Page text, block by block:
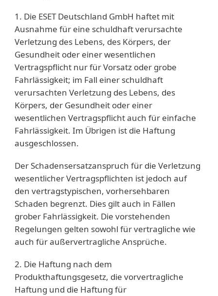
1. Die ESET Deutschland GmbH haftet mit
Ausnahme für eine schuldhaft verursachte
Verletzung des Lebens, des Körpers, der
Gesundheit oder einer wesentlichen
Vertragspflicht nur für Vorsatz oder grobe
Fahrlässigkeit; im Fall einer schuldhaft
verursachten Verletzung des Lebens, des
Körpers, der Gesundheit oder einer
wesentlichen Vertragspflicht auch für einfache
Fahrlässigkeit. Im Übrigen ist die Haftung
ausgeschlossen.
Der Schadensersatzanspruch für die Verletzung
wesentlicher Vertragspflichten ist jedoch auf
den vertragstypischen, vorhersehbaren
Schaden begrenzt. Dies gilt auch in Fällen
grober Fahrlässigkeit. Die vorstehenden
Regelungen gelten sowohl für vertragliche wie
auch für außervertragliche Ansprüche.
2. Die Haftung nach dem
Produkthaftungsgesetz, die vorvertragliche
Haftung und die Haftung für